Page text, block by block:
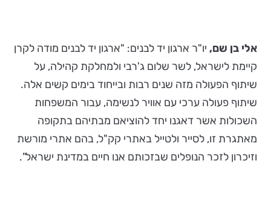
אלי בן שם, יו"ר ארגון יד לבנים: "ארגון יד לבנים מודה לקרן
קיימת לישראל, לשר שלום ג'רבי ולמחלקת קהילה, על
שיתוף הפעולה מזה שנים רבות ובייחוד בימים קשים אלה.
שיתוף פעולה ערכי עם אוויר לנשימה, עבור המשפחות
השכולות אשר דאגנו יחד להוציאם מבתיהם בתקופה
מאתגרת זו, לסייר ולטייל באתרי קק"ל, בהם אתרי מורשת
וזיכרון לזכר הנופלים שבזכותם אנו חיים במדינת ישראל".